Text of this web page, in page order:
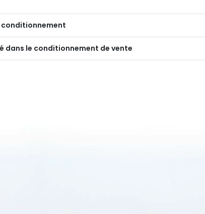
conditionnement
dans le conditionnement de vente